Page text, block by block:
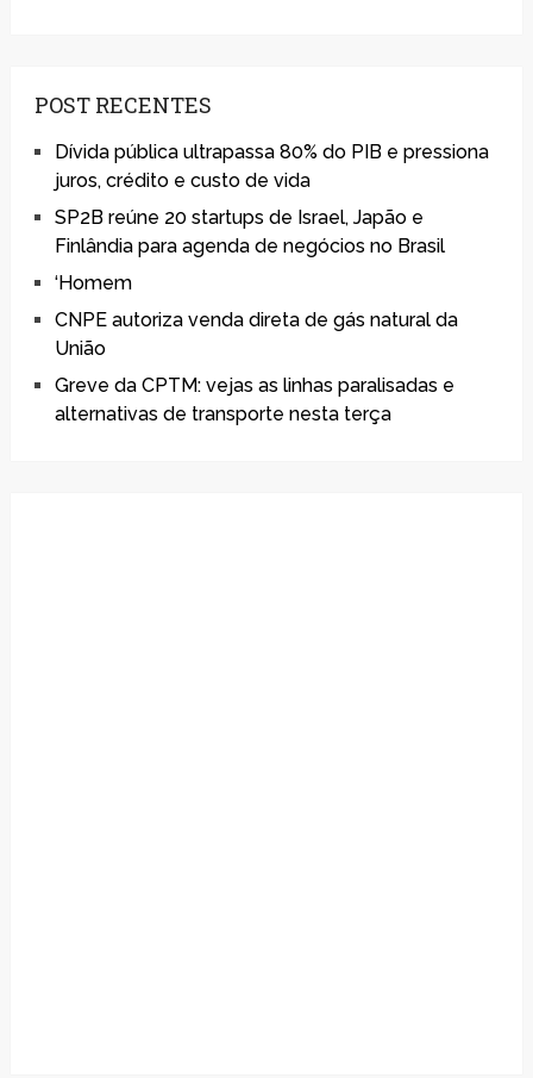
POST RECENTES
Dívida pública ultrapassa 80% do PIB e pressiona
juros, crédito e custo de vida
SP2B reúne 20 startups de Israel, Japão e
Finlândia para agenda de negócios no Brasil
‘Homem
CNPE autoriza venda direta de gás natural da
União
Greve da CPTM: vejas as linhas paralisadas e
alternativas de transporte nesta terça